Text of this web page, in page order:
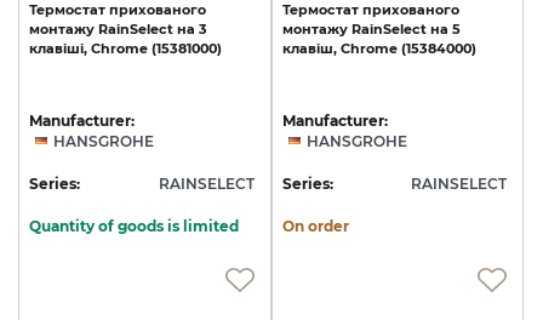
Термостат прихованого
монтажу RainSelect на 3
клавіші, Chrome (15381000)
Manufacturer:
HANSGROHE
Series: RAINSELECT
Quantity of goods is limited
Термостат прихованого
монтажу RainSelect на 5
клавіш, Chrome (15384000)
Manufacturer:
HANSGROHE
Series: RAINSELECT
On order